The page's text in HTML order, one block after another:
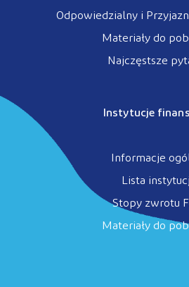
Odpowiedzialny i
Materiały do
Najczęstsze
Instytucje
Informacje
Lista
Stopy zwrotu
Materiały do